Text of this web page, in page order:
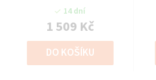
14 dní
1 509 Kč
DO KOŠÍKU